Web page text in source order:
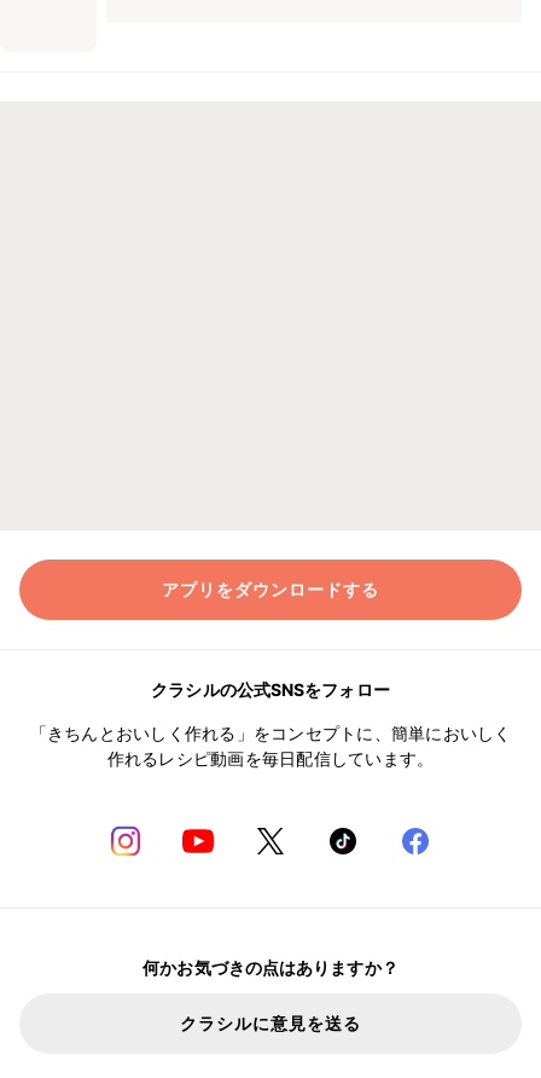
アプリをダウンロードする
クラシルの公式SNSをフォロー
「きちんとおいしく作れる」をコンセプトに、簡単においしく
作れるレシピ動画を毎日配信しています。
何かお気づきの点はありますか？
クラシルに意見を送る